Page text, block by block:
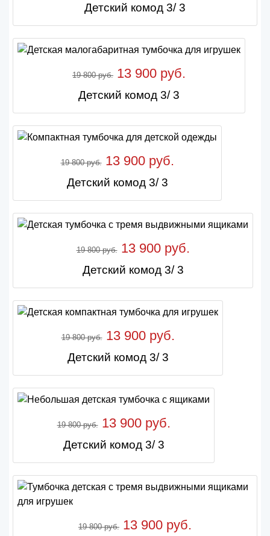
Детский комод 3/ 3
19 800 руб. 13 900 руб.
Детский комод 3/ 3
19 800 руб.13 900 руб.
Детский комод 3/ 3
19 800 руб.13 900 руб.
Детский комод 3/ 3
19 800 руб.13 900 руб.
Детский комод 3/ 3
19 800 руб.13 900 руб.
Детский комод 3/ 3
19 800 руб. 13 900 руб.